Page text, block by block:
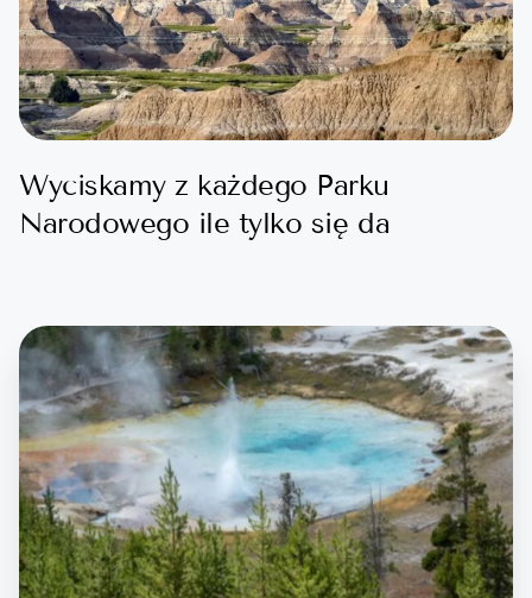
Wyciskamy z każdego Parku
Narodowego ile tylko się da